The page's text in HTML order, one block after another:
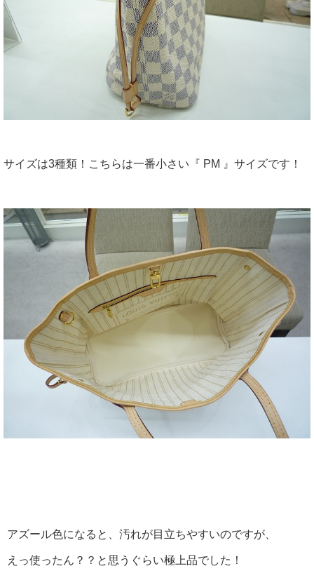
サイズは3種類！こちらは一番小さい『 PM 』サイズです！
アズール色になると、汚れが目立ちやすいのですが、
えっ使ったん？？と思うぐらい極上品でした！